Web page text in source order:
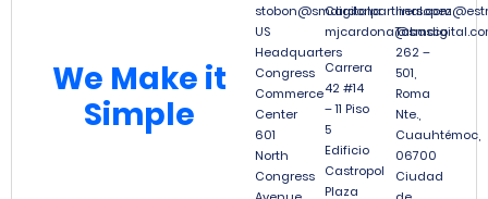
We Make it
Simple
stobon@smdigitalpartners.com
US
Headquarters
Congress
Commerce
Center
601
North
Congress
Cardona
Carrera
42 #14
– 11 Piso
5
Edificio
Castropol
Plaza
Tabasco
262 –
501,
Roma
Nte.,
Cuauhtémoc,
06700
Ciudad